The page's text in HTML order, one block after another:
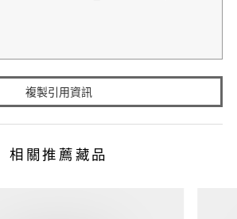
複製引用資訊
相關推薦藏品